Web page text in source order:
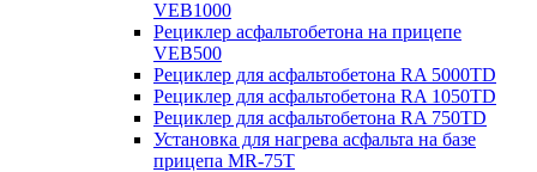
VEB1000
Рециклер асфальтобетона на прицепе
VEB500
Рециклер для асфальтобетона RA 5000TD
Рециклер для асфальтобетона RA 1050TD
Рециклер для асфальтобетона RA 750TD
Установка для нагрева асфальта на базе
прицепа MR-75T